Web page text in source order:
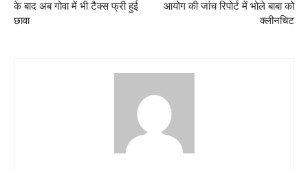
के बाद अब गोवा में भी टैक्स फ्री हुई
छावा
आयोग की जांच रिपोर्ट में भोले बाबा को
क्‍लीनचि‍ट